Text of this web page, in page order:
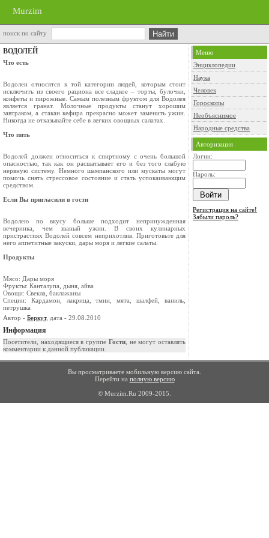
Murzim
поиск по сайту
ВОДОЛЕЙ
Что есть
Водолеи относятся к той категории людей, которым стоит
исключить из своего рациона все сладкое – торты, булочки,
конфеты и пирожные. Самым полезным фруктом для Водолея
является гранат. Молочные продукты станут хорошим
завтраком, а стакан кефира прекрасно может заменить ужин.
Никогда не отказывайте себе в легких овощных салатах.
Что пить
Водолей должен относиться к спиртному с очень большой
опасностью, так как он расшатывает его и без того слабую
нервную систему. Немного шампанского или мускаты могут
помочь снять стрессовое состояние и стать успокаивающим
средством.
Если Вы пригласили в гости
Водолею по вкусу больше подходит непринужденная
вечеринка, чем званый ужин. В своих кулинарных
пристрастиях Водолей совсем неприхотлив. Приготовьте для
него аппетитные закуски, дары моря и легкие салаты.
Продукты
Мясо: Дары моря
Фрукты: Канталупа, дыня, айва
Овощи: Свекла, баклажаны
Специи: Кардамон, лакрица, тмин, мята, шалфей, ваниль,
петрушка
Автор - Беркут, дата - 29.08.2010
Информация
Посетители, находящиеся в группе Гости, не могут оставлять
комментарии к данной публикации.
Меню
Энциклопедии
Наука
Человек
Гороскопы
Необъяснимое
Народные средства
Авторизация
Логин:
Пароль:
Регистрация на сайте!
Забыли пароль?
Вы просматриваете мобильную версию сайта.
Перейти на полную версию
© Murzim.Ru 2009-2015.